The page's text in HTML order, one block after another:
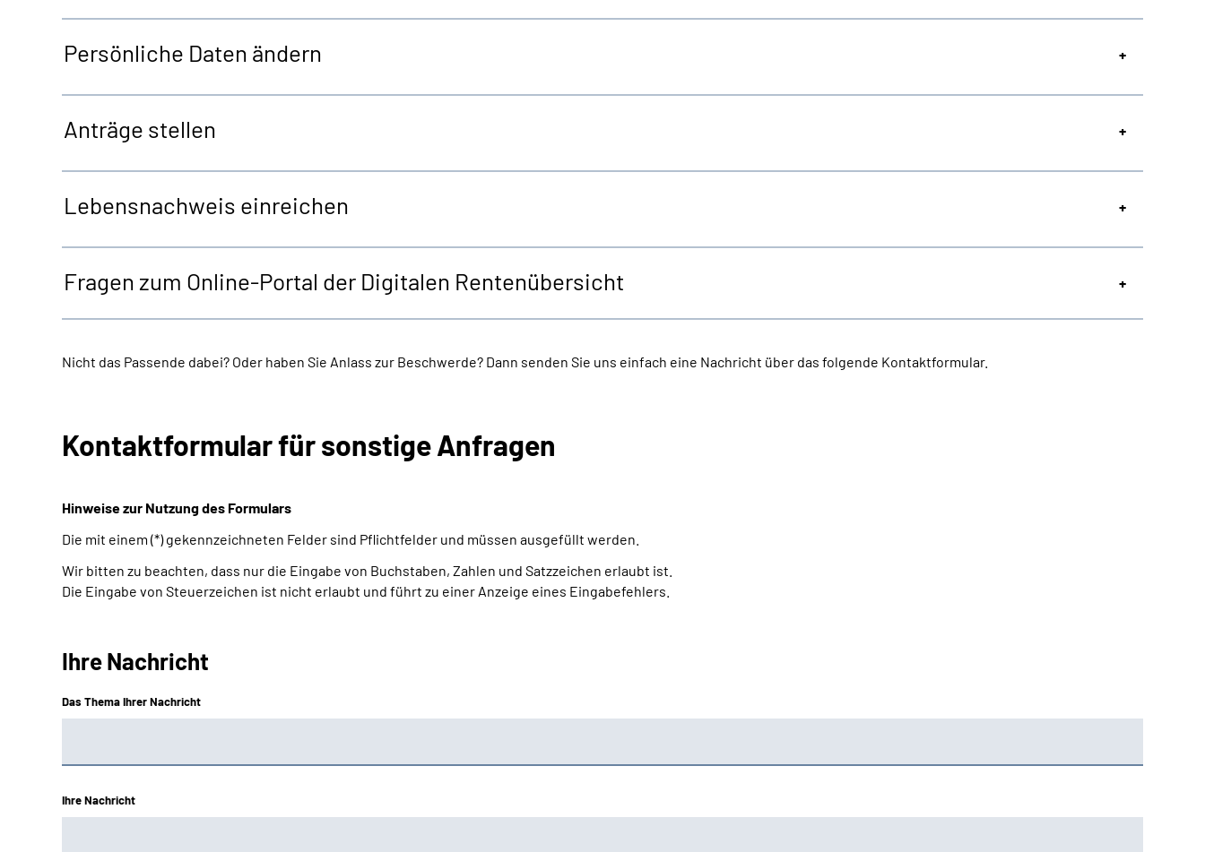
Persönliche Daten ändern
Anträge stellen
Lebensnachweis einreichen
Fragen zum Online-Portal der Digitalen Rentenübersicht
Nicht das Passende dabei? Oder haben Sie Anlass zur Beschwerde? Dann senden Sie uns einfach eine Nachricht über das folgende Kontaktformular.
Kontaktformular für sonstige Anfragen
Hinweise zur Nutzung des Formulars
Die mit einem (*) gekennzeichneten Felder sind Pflichtfelder und müssen ausgefüllt werden.
Wir bitten zu beachten, dass nur die Eingabe von Buchstaben, Zahlen und Satzzeichen erlaubt ist.
Die Eingabe von Steuerzeichen ist nicht erlaubt und führt zu einer Anzeige eines Eingabefehlers.
Ihre Nachricht
Das Thema Ihrer Nachricht
Ihre Nachricht